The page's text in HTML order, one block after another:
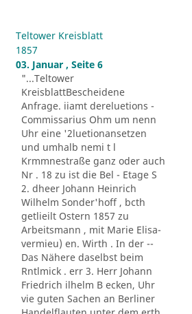
Teltower Kreisblatt
1857
03. Januar , Seite 6
"...Teltower
KreisblattBescheidene
Anfrage. iiamt dereluetions -
Commissarius Ohm um nenn
Uhr eine '2luetionansetzen
und umhalb nemi t l
Krmmnestraße ganz oder auch
Nr . 18 zu ist die Bel - Etage S
2. dheer Johann Heinrich
Wilhelm Sonder'hoff , bcth
getlieilt Ostern 1857 zu
Arbeitsmann , mit Marie Elisa-
vermieu) en. Wirth . In der --
Das Nähere daselbst beim
Rntlmick . err 3. Herr Johann
Friedrich ilhelm B ecken, Uhr
vie guten Sachen an Berliner